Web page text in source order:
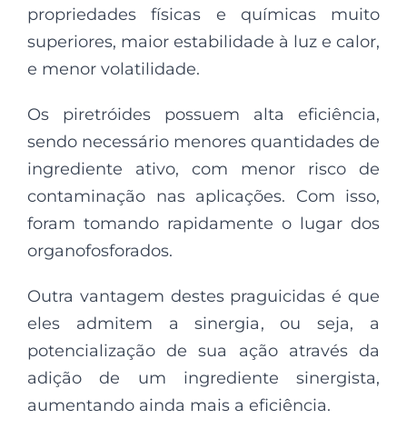
propriedades físicas e químicas muito
superiores, maior estabilidade à luz e calor,
e menor volatilidade.
Os piretróides possuem alta eficiência,
sendo necessário menores quantidades de
ingrediente ativo, com menor risco de
contaminação nas aplicações. Com isso,
foram tomando rapidamente o lugar dos
organofosforados.
Outra vantagem destes praguicidas é que
eles admitem a sinergia, ou seja, a
potencialização de sua ação através da
adição de um ingrediente sinergista,
aumentando ainda mais a eficiência.